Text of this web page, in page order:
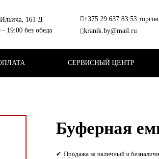
161 Д
19:00 без обеда
+375 29 637 83 53
+375 44 564 61 04 сервис
kranik.by@mail.ru
СЕРВИСНЫЙ ЦЕНТР
Буферная
Продажа за наличный и